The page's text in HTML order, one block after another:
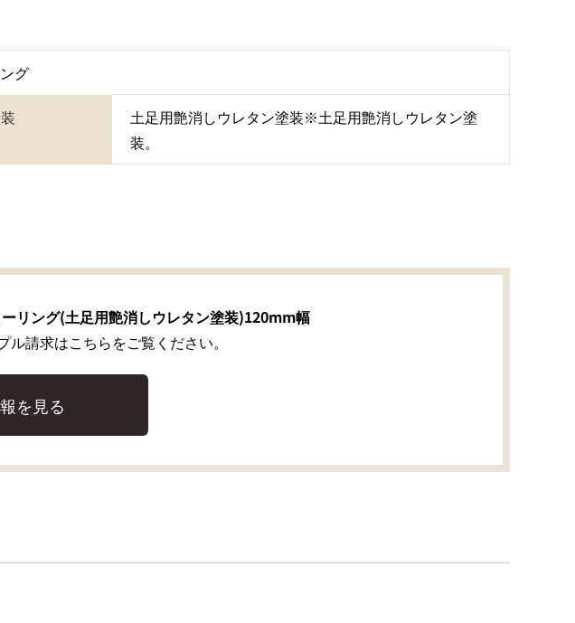
グ
土足用艶消しウレタン塗装※土足用艶消しウレタン塗
装。
リング(土足用艶消しウレタン塗装)120mm幅
請求はこちらをご覧ください。
を見る